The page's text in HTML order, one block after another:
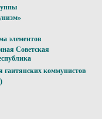
элементов
Советская
гаитянских коммунистов